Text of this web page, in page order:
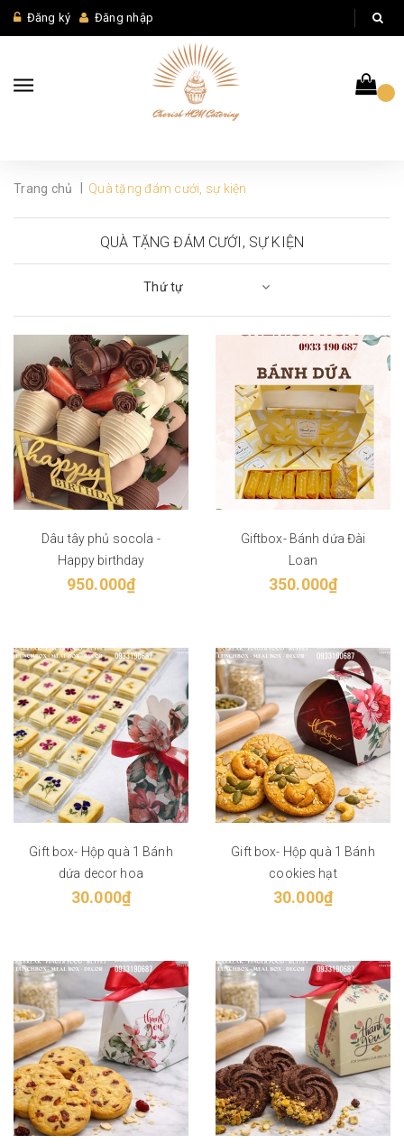
Đăng ký Đăng nhập
Trang chủ Quà tặng đám cưới, sự kiện
QUÀ TẶNG ĐÁM CƯỚI, SỰ KIỆN
Thứ tự
Dâu tây phủ socola -
Happy birthday
950.000₫
Giftbox- Bánh dứa Đài
Loan
350.000₫
Gift box- Hộp quà 1 Bánh
dứa decor hoa
30.000₫
Gift box- Hộp quà 1 Bánh
cookies hạt
30.000₫